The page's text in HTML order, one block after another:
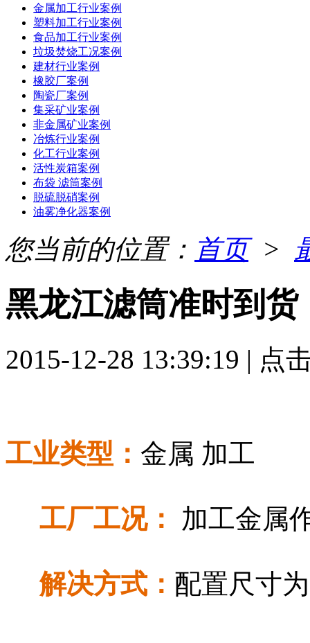
金属加工行业案例
塑料加工行业案例
食品加工行业案例
垃圾焚烧工况案例
建材行业案例
橡胶厂案例
陶瓷厂案例
集采矿业案例
非金属矿业案例
冶炼行业案例
化工行业案例
活性炭箱案例
布袋 滤筒案例
脱硫脱硝案例
油雾净化器案例
您当前的位置： 首页>
黑龙江滤筒准时到货
2015-12-28 13:39:19 | 点
工业类型： 金属 加工
工厂工况： 加工金属
解决方式： 配置尺寸为